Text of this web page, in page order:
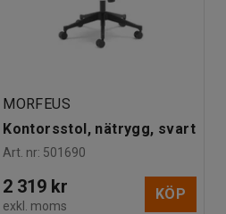
MORFEUS
Kontorsstol, nätrygg, svart
Art. nr: 501690
2 319 kr
exkl. moms
KÖP